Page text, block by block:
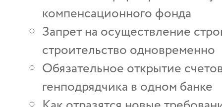
компенсационного фонда
Запрет на осуществление
строительство одновременно
Обязательное открытие
генподрядчика в одном банке